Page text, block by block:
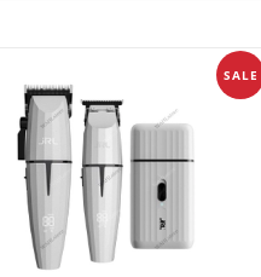
SALE